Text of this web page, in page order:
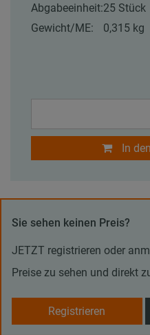
Abgabeeinheit:25 Stück
Gewicht/ME:
0,315 kg
In
Sie sehen keinen Preis?
JETZT registrieren oder
Preise zu sehen und direkt
Registrieren